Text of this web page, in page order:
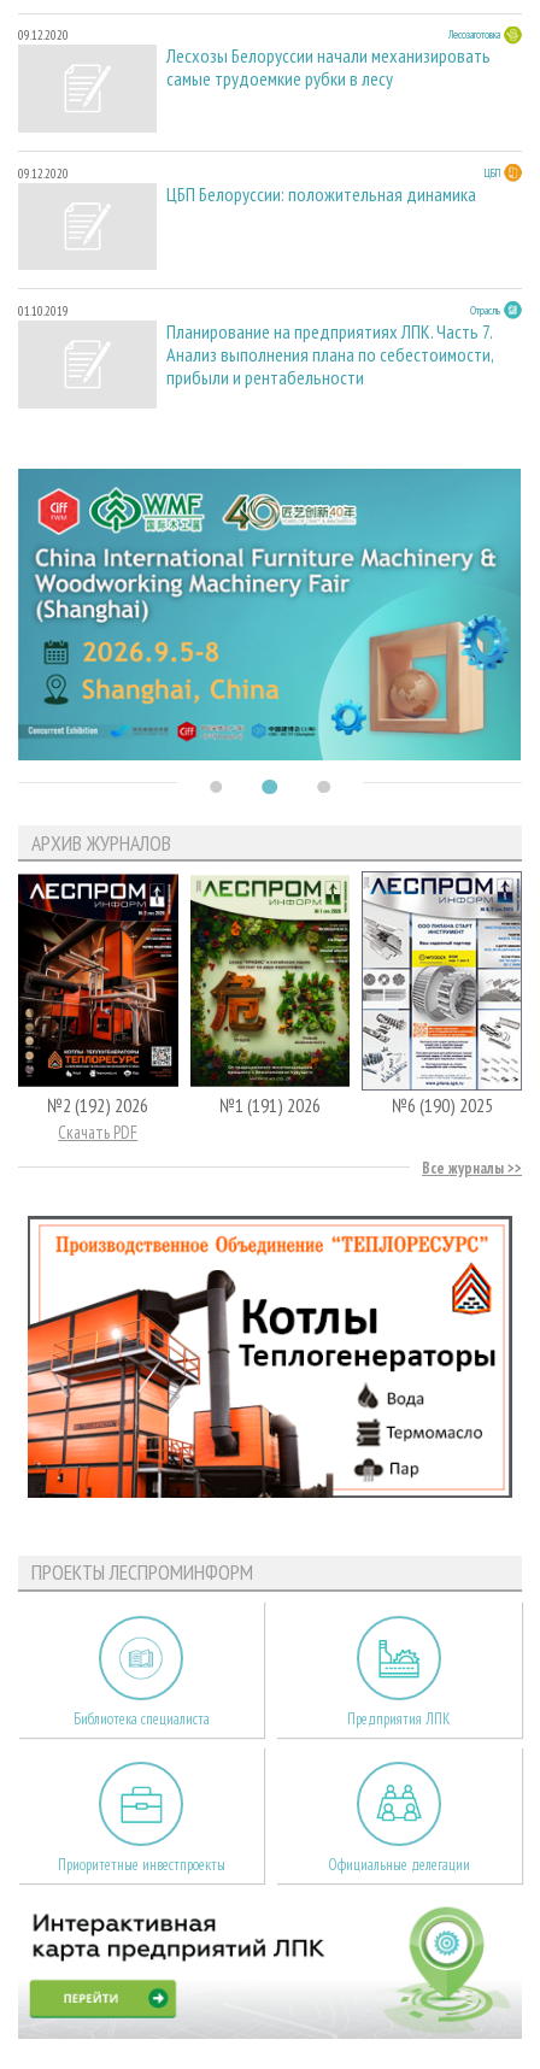
09.12.2020 Лесозаготовка
Лесхозы Белоруссии начали механизировать
самые трудоемкие рубки в лесу
09.12.2020 ЦБП
ЦБП Белоруссии: положительная динамика
01.10.2019 Отрасль
Планирование на предприятиях ЛПК. Часть 7.
Анализ выполнения плана по себестоимости,
прибыли и рентабельности
АРХИВ ЖУРНАЛОВ
№2 (192) 2026
Скачать PDF
№1 (191) 2026 №6 (190) 2025
Все журналы
ПРОЕКТЫ ЛЕСПРОМИНФОРМ
Библиотека специалиста Предприятия ЛПК
Приоритетные инвестпроекты Официальные делегации